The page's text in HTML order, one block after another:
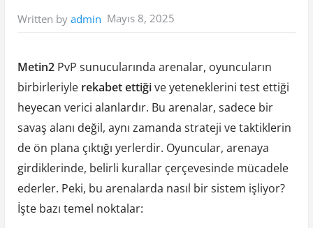
Written by admin Mayıs 8, 2025
Metin2PvP sunucularında arenalar, oyuncuların
birbirleriyle rekabet ettiğive yeteneklerini test ettiği
heyecan verici alanlardır. Bu arenalar, sadece bir
savaş alanı değil, aynı zamanda strateji ve taktiklerin
de ön plana çıktığı yerlerdir. Oyuncular, arenaya
girdiklerinde, belirli kurallar çerçevesinde mücadele
ederler. Peki, bu arenalarda nasıl bir sistem işliyor?
İşte bazı temel noktalar: